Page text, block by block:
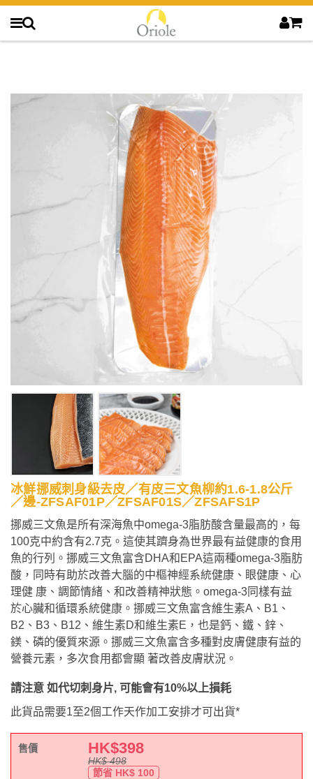
冰鮮挪威刺身級去皮／有皮三文魚柳約1.6-1.8公斤
／邊-ZFSAF01P／ZFSAF01S／ZFSAFS1P
挪威三文魚是所有深海魚中omega-3脂肪酸含量最高的，每
100克中約含有2.7克。這使其躋身為世界最有益健康的食用
魚的行列。挪威三文魚富含DHA和EPA這兩種omega-3脂肪
酸，同時有助於改善大腦的中樞神經系統健康、眼健康、心
理健 康、調節情緒、和改善精神狀態。omega-3同樣有益
於心臟和循環系統健康。挪威三文魚富含維生素A、B1、
B2、B3、B12、維生素D和維生素E，也是鈣、鐵、鋅、
鎂、磷的優質來源。挪威三文魚富含多種對皮膚健康有益的
營養元素，多次食用都會顯 著改善皮膚狀況。
請注意 如代切刺身片, 可能會有10%以上損耗
此貨品需要1至2個工作天作加工安排才可出貨*
售價 HK$398
HK$498
節省 HK$ 100